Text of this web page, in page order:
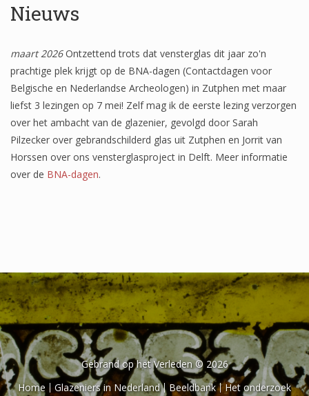
Nieuws
maart 2026Ontzettend trots dat vensterglas dit jaar zo'n
prachtige plek krijgt op de BNA-dagen (Contactdagen voor
Belgische en Nederlandse Archeologen) in Zutphen met maar
liefst 3 lezingen op 7 mei! Zelf mag ik de eerste lezing verzorgen
over het ambacht van de glazenier, gevolgd door Sarah
Pilzecker over gebrandschilderd glas uit Zutphen en Jorrit van
Horssen over ons vensterglasproject in Delft. Meer informatie
over de BNA-dagen.
Gebrand op het Verleden © 2026
Home
Glazeniers in Nederland Beeldbank Het onderzoek